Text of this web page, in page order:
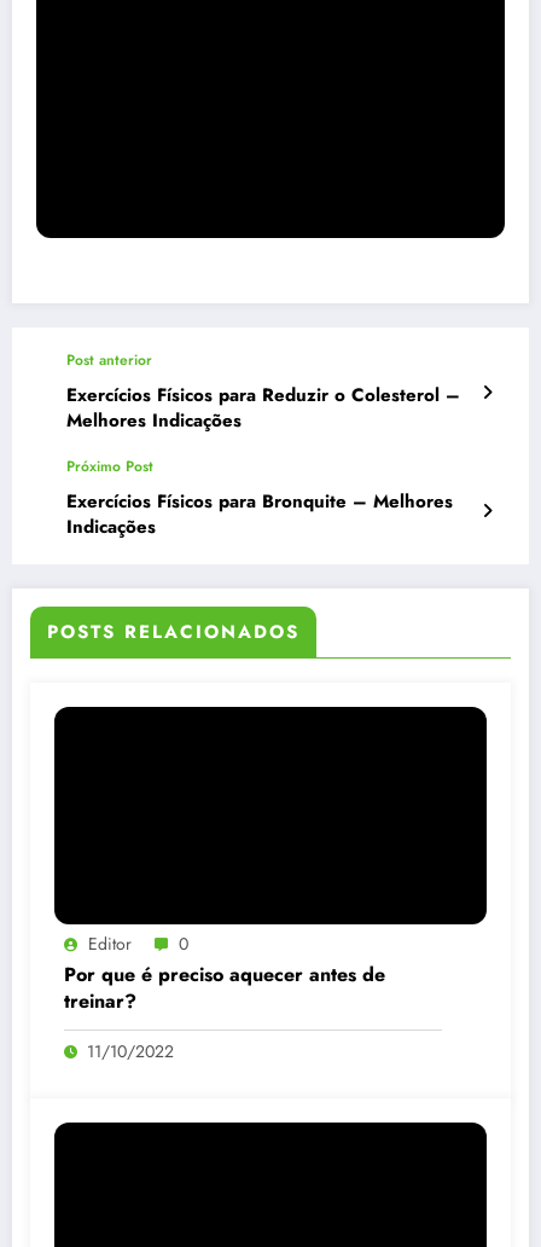
Post anterior
Exercícios Físicos para Reduzir o Colesterol –
Melhores Indicações
Próximo Post
Exercícios Físicos para Bronquite – Melhores
Indicações
POSTS RELACIONADOS
Editor 0
Por que é preciso aquecer antes de
treinar?
11/10/2022